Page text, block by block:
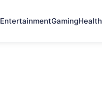
EntertainmentGamingHealth